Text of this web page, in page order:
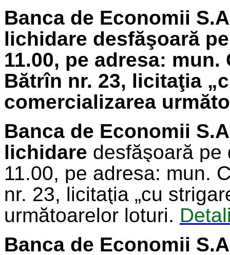
Banca de Economii
lichidare desfăşoară
11.00, pe adresa:
Bătrîn nr. 23, licitaţia
comercializarea
Banca de Economii
lichidare desfăşoară
11.00, pe adresa: mun.
nr. 23, licitaţia „cu
următoarelor loturi.
Banca de Economii